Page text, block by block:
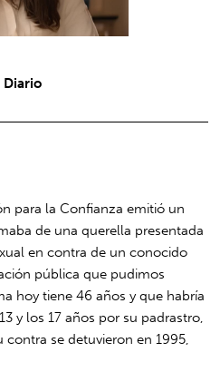
Diario
para la Confianza emitió un
de una querella presentada
en contra de un conocido
pública que pudimos
hoy tiene 46 años y que habría
y los 17 años por su padrastro,
contra se detuvieron en 1995,